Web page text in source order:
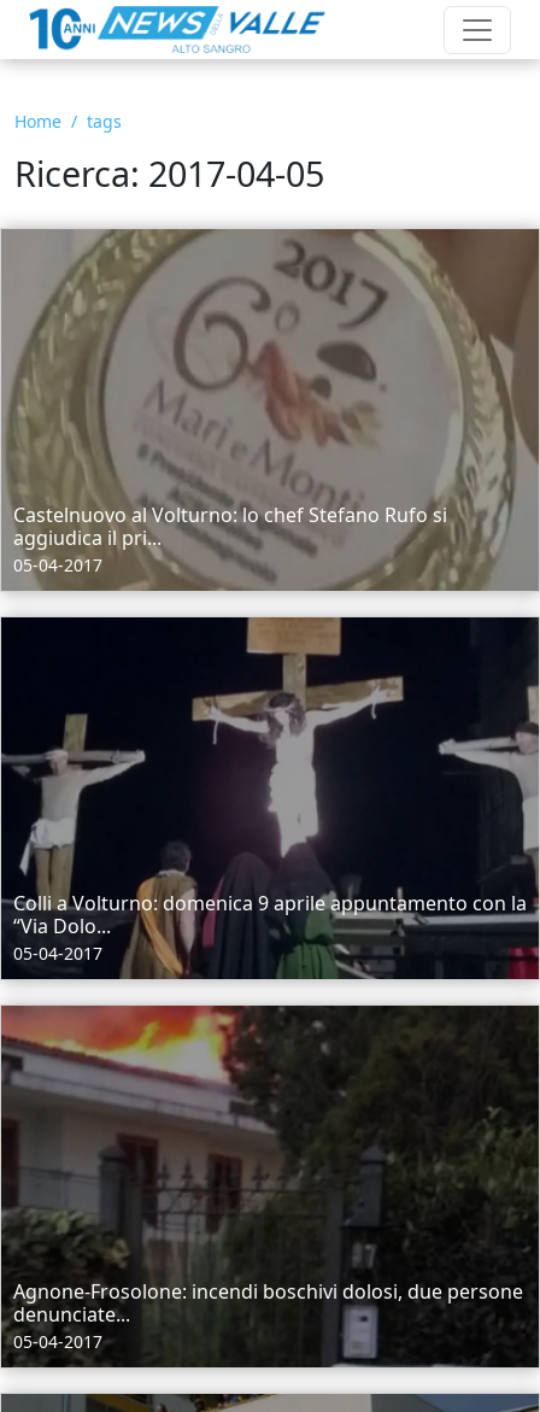
Home tags
Ricerca: 2017-04-05
Castelnuovo al Volturno: lo chef Stefano Rufo si
aggiudica il pri...
05-04-2017
Colli a Volturno: domenica 9 aprile appuntamento con la
“Via Dolo...
05-04-2017
Agnone-Frosolone: incendi boschivi dolosi, due persone
denunciate...
05-04-2017